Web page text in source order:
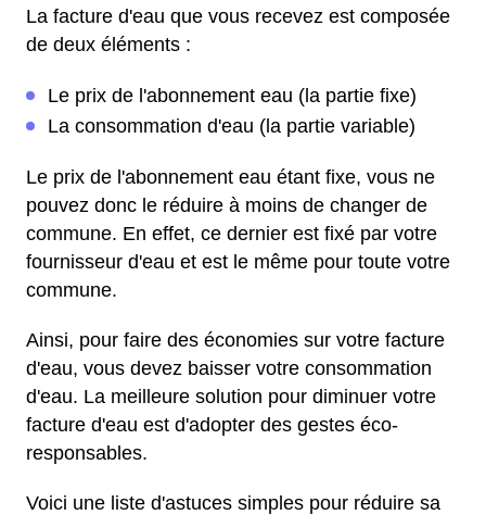
La facture d'eau que vous recevez est composée
de deux éléments :
Le prix de l'abonnement eau (la partie fixe)
La consommation d'eau (la partie variable)
Le prix de l'abonnement eau étant fixe, vous ne
pouvez donc le réduire à moins de changer de
commune. En effet, ce dernier est fixé par votre
fournisseur d'eau et est le même pour toute votre
commune.
Ainsi, pour faire des économies sur votre facture
d'eau, vous devez baisser votre consommation
d'eau. La meilleure solution pour diminuer votre
facture d'eau est d'adopter des gestes éco-
responsables.
Voici une liste d'astuces simples pour réduire sa